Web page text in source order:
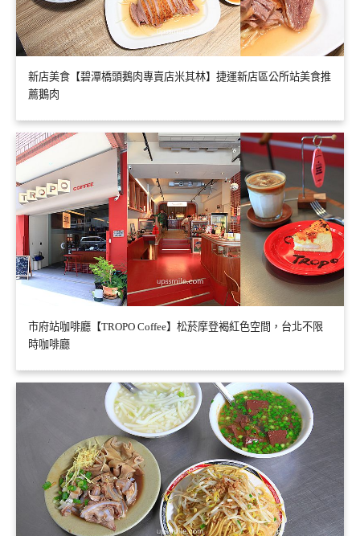
新店美食【碧潭橋頭鵝肉專賣店米其林】捷運新店區公所站美食推
薦鵝肉
市府站咖啡廳【TROPO Coffee】松菸摩登褐紅色空間，台北不限
時咖啡廳